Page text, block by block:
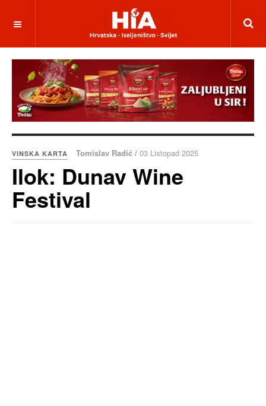
VINSKA KARTA Tomislav Radić / 03 Listopad 2025
Ilok: Dunav Wine
Festival